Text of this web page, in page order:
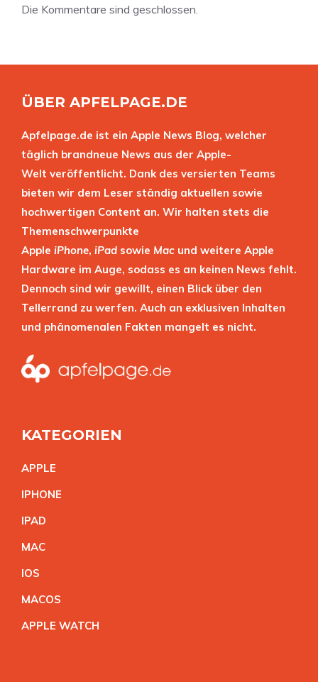
Die Kommentare sind geschlossen.
ÜBER APFELPAGE.DE
Apfelpage.de ist ein Apple News Blog, welcher
täglich brandneue News aus der Apple-
Welt veröffentlicht. Dank des versierten Teams
bieten wir dem Leser ständig aktuellen sowie
hochwertigen Content an. Wir halten stets die
Themenschwerpunkte
Apple iPhone, iPad sowie Mac und weitere Apple
Hardware im Auge, sodass es an keinen News fehlt.
Dennoch sind wir gewillt, einen Blick über den
Tellerrand zu werfen. Auch an exklusiven Inhalten
und phänomenalen Fakten mangelt es nicht.
KATEGORIEN
APPLE
IPHONE
IPAD
MAC
IOS
MACOS
APPLE WATCH